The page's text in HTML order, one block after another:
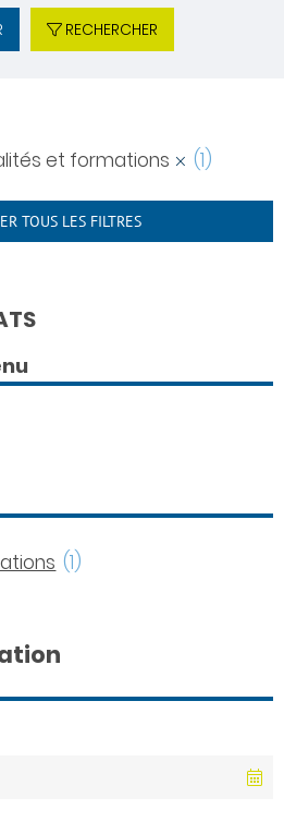
RECHERCHER
et formations (1)
TOUS LES FILTRES
(1)